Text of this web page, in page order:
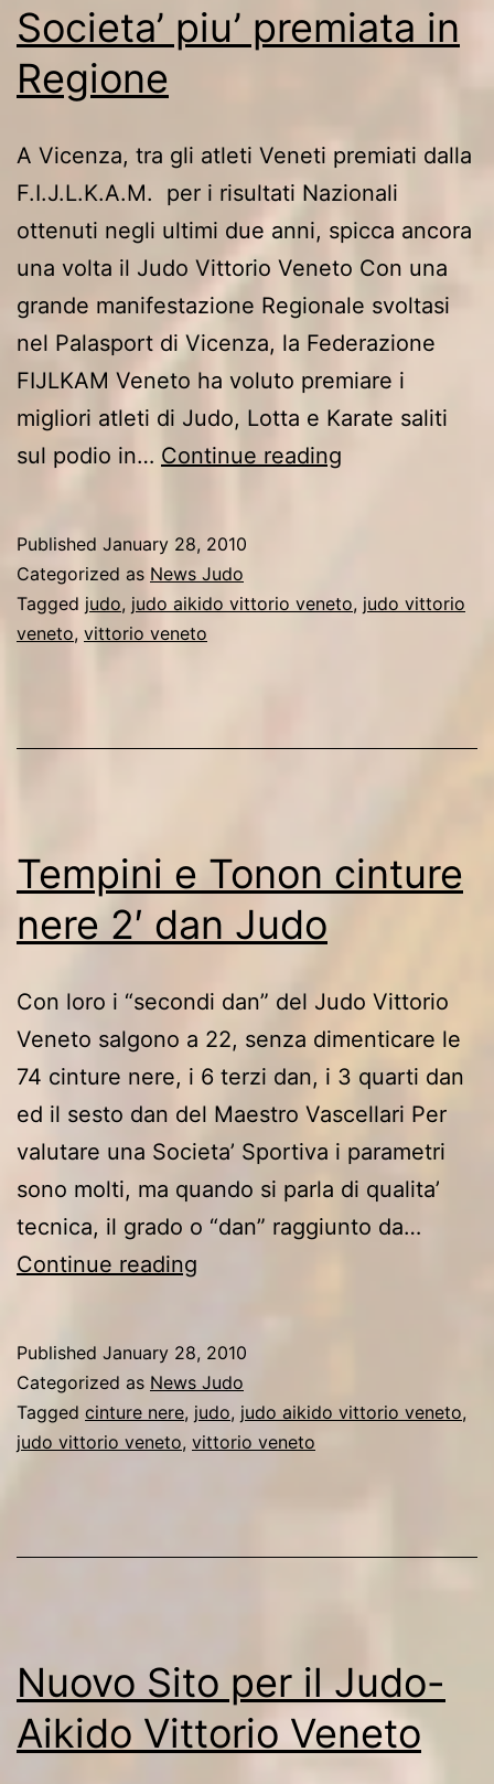
Societa’ piu’ premiata in
Regione
A Vicenza, tra gli atleti Veneti premiati dalla
F.I.J.L.K.A.M. per i risultati Nazionali
ottenuti negli ultimi due anni, spicca ancora
una volta il Judo Vittorio Veneto Con una
grande manifestazione Regionale svoltasi
nel Palasport di Vicenza, la Federazione
FIJLKAM Veneto ha voluto premiare i
migliori atleti di Judo, Lotta e Karate saliti
sul podio in… Continue reading
Societa’
Regione
Published January 28, 2010
Categorized as News Judo
Tagged judo, judo aikido vittorio veneto, judo vittorio
veneto, vittorio veneto
Tempini e Tonon cinture
nere 2′ dan Judo
Con loro i “secondi dan” del Judo Vittorio
Veneto salgono a 22, senza dimenticare le
74 cinture nere, i 6 terzi dan, i 3 quarti dan
ed il sesto dan del Maestro Vascellari Per
valutare una Societa’ Sportiva i parametri
sono molti, ma quando si parla di qualita’
tecnica, il grado o “dan” raggiunto da…
Continue reading
cinture
nere
2′
Published January 28, 2010
Categorized as News Judo
Tagged cinture nere, judo, judo aikido vittorio veneto,
judo vittorio veneto, vittorio veneto
Nuovo Sito per il Judo-
Aikido Vittorio Veneto